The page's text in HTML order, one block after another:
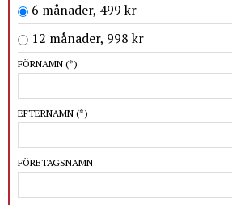
6 månader, 499 kr
12 månader, 998 kr
FÖRNAMN (*)
EFTERNAMN (*)
FÖRETAGSNAMN